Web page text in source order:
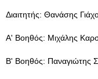
Διαιτητής: Θανάσης
Α' Βοηθός: Μιχάλης
Β' Βοηθός: Παναγιώτης